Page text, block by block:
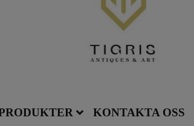
KONTAKTA OSS